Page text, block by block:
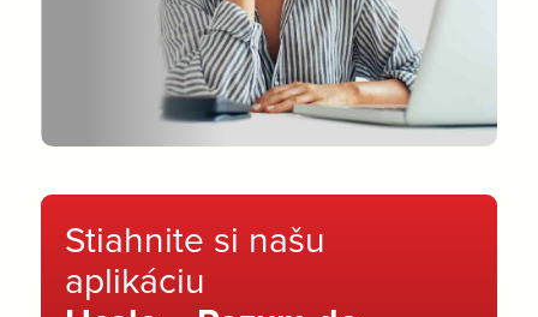
Stiahnite si našu
aplikáciu